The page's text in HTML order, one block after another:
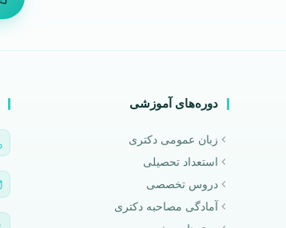
دوره‌های آموزشی
زبان عمومی دکتری
استعداد تحصیلی
دروس تخصصی
آمادگی مصاحبه دکتری